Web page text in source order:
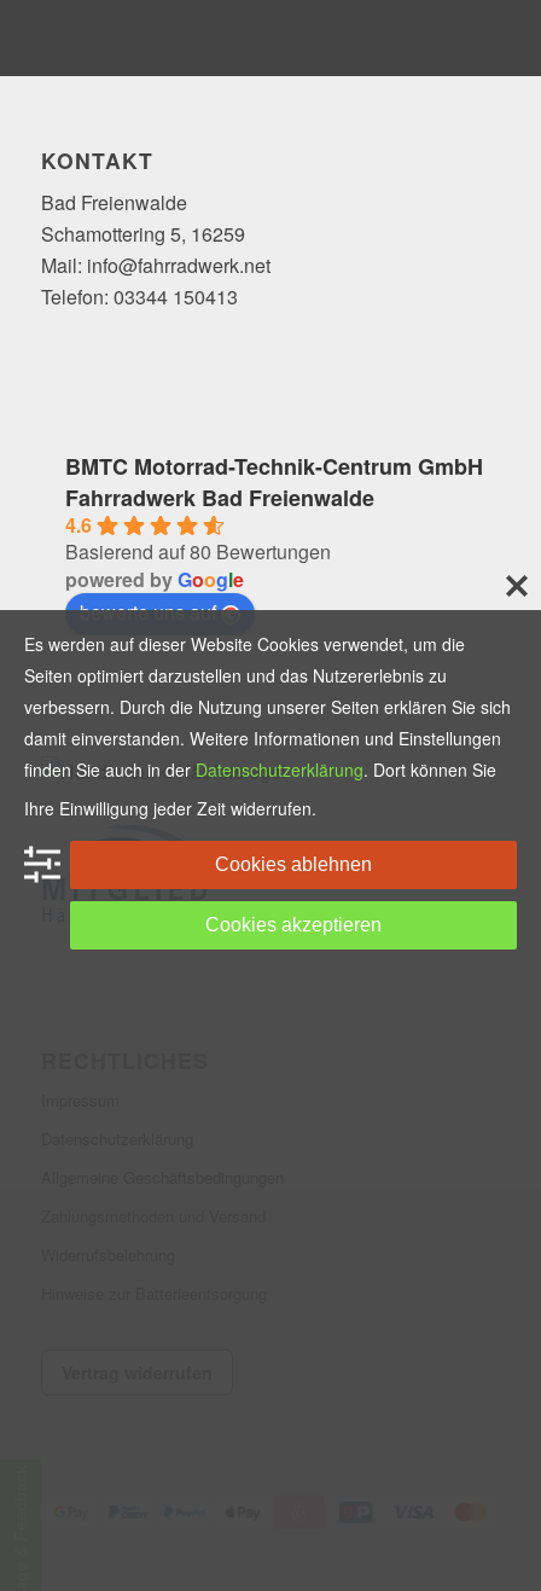
KONTAKT
Bad Freienwalde
Schamottering 5, 16259
Mail: info@fahrradwerk.net
Telefon: 03344 150413
BMTC Motorrad-Technik-Centrum GmbH
Fahrradwerk Bad Freienwalde
4.6
Basierend auf 80 Bewertungen
powered byGoogle
bewerte uns auf
Es werden auf dieser Website Cookies verwendet, um die
Seiten optimiert darzustellen und das Nutzererlebnis zu
verbessern. Durch die Nutzung unserer Seiten erklären Sie sich
damit einverstanden. Weitere Informationen und Einstellungen
finden Sie auch in der Datenschutzerklärung. Dort können Sie
Ihre Einwilligung jeder Zeit widerrufen.
Cookies ablehnen
Cookies akzeptieren